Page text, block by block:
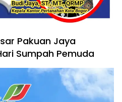
Pakuan Jaya
Sumpah Pemuda